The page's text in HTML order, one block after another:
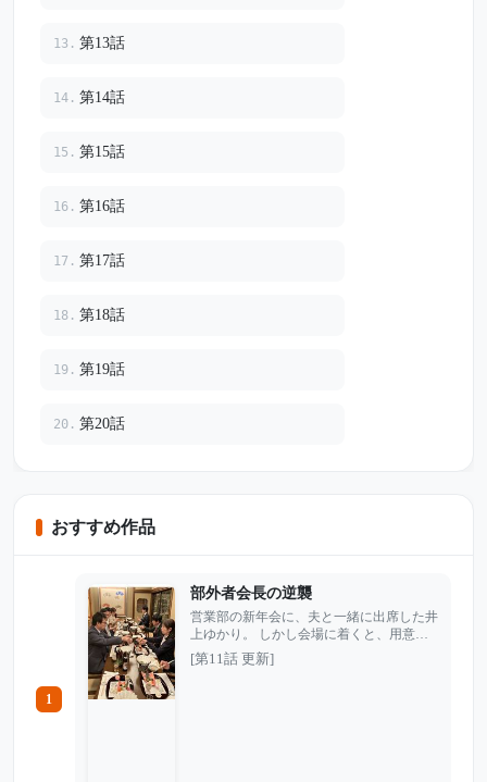
13. 第13話
14. 第14話
15. 第15話
16. 第16話
17. 第17話
18. 第18話
19. 第19話
20. 第20話
おすすめ作品
1
部外者会長の逆襲
営業部の新年会に、夫と一緒に出席した井
上ゆかり。 しかし会場に着くと、用意さ
れているはずの席はなく、課長の獅倉から
は笑いながらこう言われた。 「今日は関
[第11話 更新]